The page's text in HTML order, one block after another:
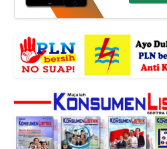
UMKM
WAHANA
WAHANA
PERSONA